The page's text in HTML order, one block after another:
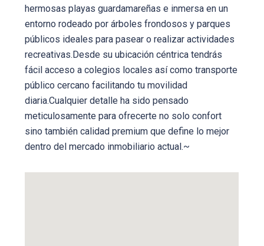
hermosas playas guardamareñas e inmersa en un
entorno rodeado por árboles frondosos y parques
públicos ideales para pasear o realizar actividades
recreativas.Desde su ubicación céntrica tendrás
fácil acceso a colegios locales así como transporte
público cercano facilitando tu movilidad
diaria.Cualquier detalle ha sido pensado
meticulosamente para ofrecerte no solo confort
sino también calidad premium que define lo mejor
dentro del mercado inmobiliario actual.~